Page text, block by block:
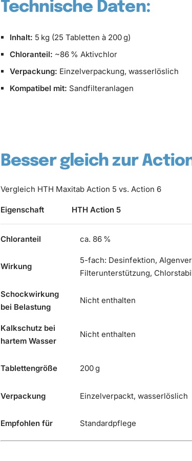
Technische Daten:
Inhalt: 5 kg (25 Tabletten à 200 g)
Chloranteil: ~86 % Aktivchlor
Verpackung: Einzelverpackung, wasserlöslich
Kompatibel mit: Sandfilteranlagen
Besser gleich zur
Vergleich HTH Maxitab Action 5 vs. Action 6
Eigenschaft HTH Action 5
Chloranteil ca. 86 %
Wirkung
5-fach: Desinfektion,
Filterunterstützung,
Schockwirkung
bei Belastung
Nicht enthalten
Kalkschutz bei
hartem Wasser
Nicht enthalten
Tablettengröße 200 g
Verpackung Einzelverpackt, wasserlöslich
Empfohlen für Standardpflege